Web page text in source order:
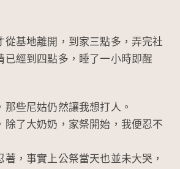
b
o
從基地離開，到家三點多，弄完社
已經到四點多，睡了一小時即醒
些尼姑仍然讓我想打人。
除了大奶奶，家祭開始，我便忍不
著，事實上公祭當天也並未大哭，